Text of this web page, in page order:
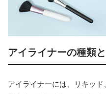
アイライナーの種類
アイライナーには、リキッ